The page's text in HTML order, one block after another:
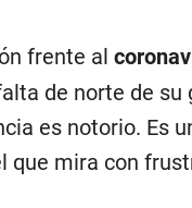
frente al
de norte de
es notorio. Es
que mira con